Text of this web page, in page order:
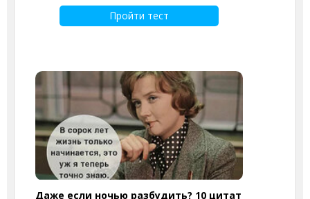
Пройти тест
Даже если ночью разбудить? 10 цитат